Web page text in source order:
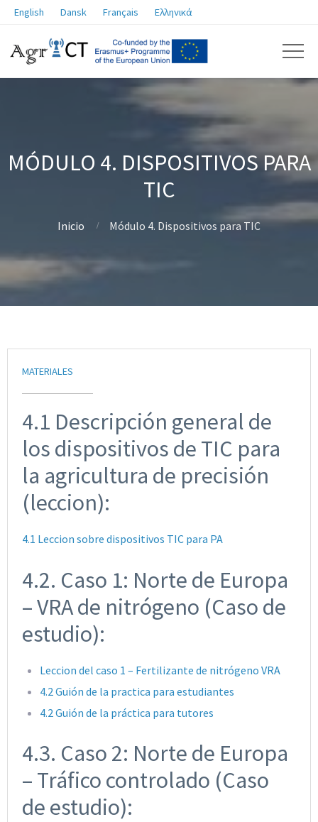
English Dansk Français Ελληνικά
MÓDULO 4. DISPOSITIVOS PARA
TIC
Inicio Módulo 4. Dispositivos para TIC
MATERIALES
4.1 Descripción general de
los dispositivos de TIC para
la agricultura de precisión
(leccion):
4.1 Leccion sobre dispositivos TIC para PA
4.2. Caso 1: Norte de Europa
– VRA de nitrógeno (Caso de
estudio):
Leccion del caso 1 – Fertilizante de nitrógeno VRA
4.2 Guión de la practica para estudiantes
4.2 Guión de la práctica para tutores
4.3. Caso 2: Norte de Europa
– Tráfico controlado (Caso
de estudio):